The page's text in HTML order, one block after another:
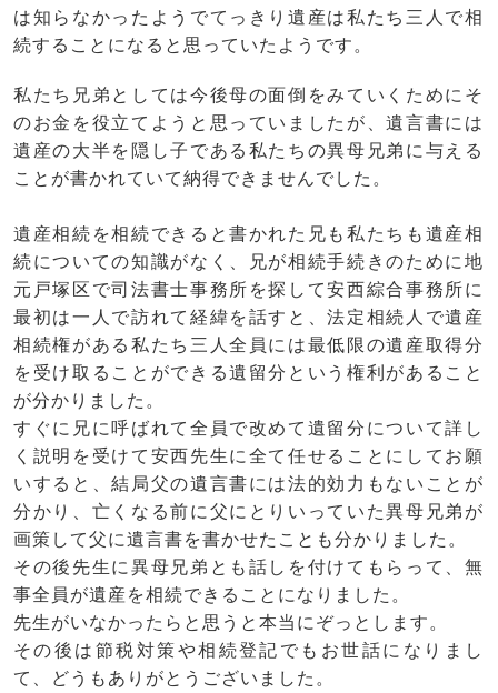
は知らなかったようでてっきり遺産は私たち三人で相
続することになると思っていたようです。
私たち兄弟としては今後母の面倒をみていくためにそ
のお金を役立てようと思っていましたが、遺言書には
遺産の大半を隠し子である私たちの異母兄弟に与える
ことが書かれていて納得できませんでした。
遺産相続を相続できると書かれた兄も私たちも遺産相
続についての知識がなく、兄が相続手続きのために地
元戸塚区で司法書士事務所を探して安西綜合事務所に
最初は一人で訪れて経緯を話すと、法定相続人で遺産
相続権がある私たち三人全員には最低限の遺産取得分
を受け取ることができる遺留分という権利があること
が分かりました。
すぐに兄に呼ばれて全員で改めて遺留分について詳し
く説明を受けて安西先生に全て任せることにしてお願
いすると、結局父の遺言書には法的効力もないことが
分かり、亡くなる前に父にとりいっていた異母兄弟が
画策して父に遺言書を書かせたことも分かりました。
その後先生に異母兄弟とも話しを付けてもらって、無
事全員が遺産を相続できることになりました。
先生がいなかったらと思うと本当にぞっとします。
その後は節税対策や相続登記でもお世話になりまし
て、どうもありがとうございました。